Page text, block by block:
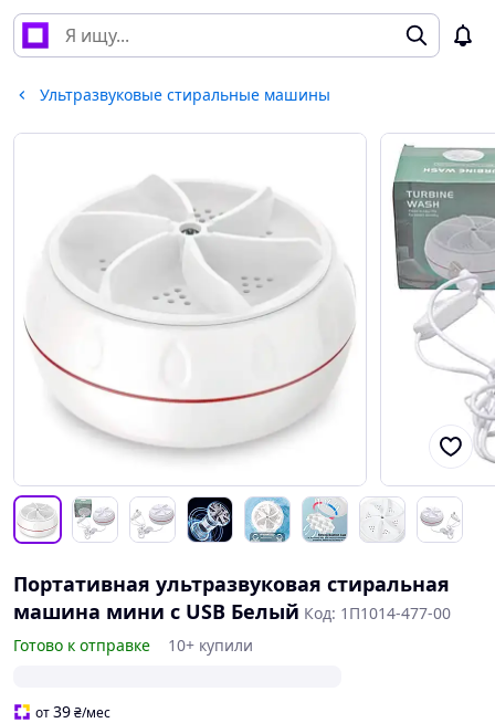
Ультразвуковые стиральные машины
Портативная ультразвуковая стиральная
машина мини с USB Белый Код: 1П1014-477-00
Готово к отправке
10+ купили
от39₴/мес